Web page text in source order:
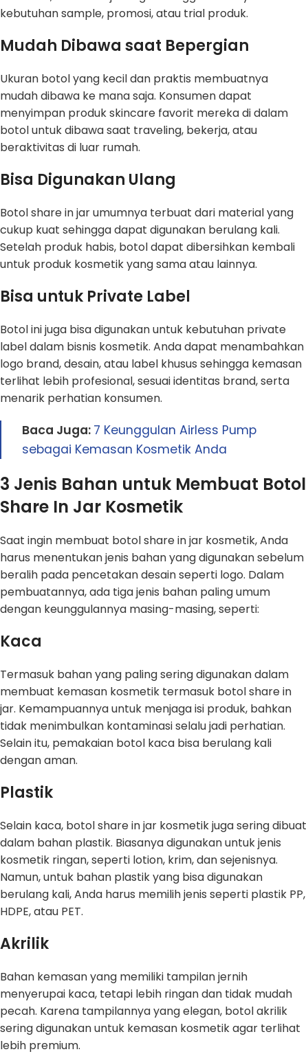
kebutuhan sample, promosi, atau trial produk.
Mudah Dibawa saat Bepergian
Ukuran botol yang kecil dan praktis membuatnya
mudah dibawa ke mana saja. Konsumen dapat
menyimpan produk skincare favorit mereka di dalam
botol untuk dibawa saat traveling, bekerja, atau
beraktivitas di luar rumah.
Bisa Digunakan Ulang
Botol share in jar umumnya terbuat dari material yang
cukup kuat sehingga dapat digunakan berulang kali.
Setelah produk habis, botol dapat dibersihkan kembali
untuk produk kosmetik yang sama atau lainnya.
Bisa untuk Private Label
Botol ini juga bisa digunakan untuk kebutuhan private
label dalam bisnis kosmetik. Anda dapat menambahkan
logo brand, desain, atau label khusus sehingga kemasan
terlihat lebih profesional, sesuai identitas brand, serta
menarik perhatian konsumen.
Baca Juga: 7 Keunggulan Airless Pump
sebagai Kemasan Kosmetik Anda
3 Jenis Bahan untuk Membuat Botol
Share In Jar Kosmetik
Saat ingin membuat botol share in jar kosmetik, Anda
harus menentukan jenis bahan yang digunakan sebelum
beralih pada pencetakan desain seperti logo. Dalam
pembuatannya, ada tiga jenis bahan paling umum
dengan keunggulannya masing-masing, seperti:
Kaca
Termasuk bahan yang paling sering digunakan dalam
membuat kemasan kosmetik termasuk botol share in
jar. Kemampuannya untuk menjaga isi produk, bahkan
tidak menimbulkan kontaminasi selalu jadi perhatian.
Selain itu, pemakaian botol kaca bisa berulang kali
dengan aman.
Plastik
Selain kaca, botol share in jar kosmetik juga sering dibuat
dalam bahan plastik. Biasanya digunakan untuk jenis
kosmetik ringan, seperti lotion, krim, dan sejenisnya.
Namun, untuk bahan plastik yang bisa digunakan
berulang kali, Anda harus memilih jenis seperti plastik PP,
HDPE, atau PET.
Akrilik
Bahan kemasan yang memiliki tampilan jernih
menyerupai kaca, tetapi lebih ringan dan tidak mudah
pecah. Karena tampilannya yang elegan, botol akrilik
sering digunakan untuk kemasan kosmetik agar terlihat
lebih premium.